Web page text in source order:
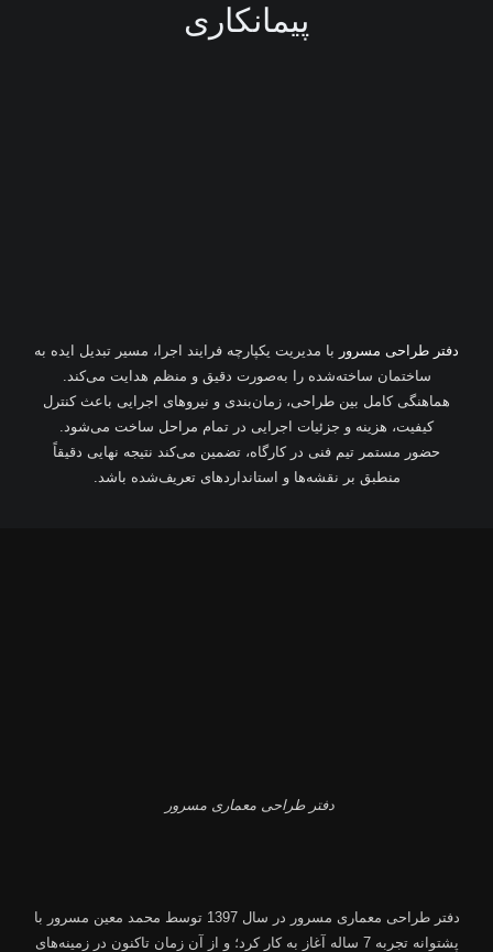
پیمانکاری
دفتر طراحی مسرور با مدیریت یکپارچه فرایند اجرا، مسیر تبدیل ایده به
ساختمان ساخته‌شده را به‌صورت دقیق و منظم هدایت می‌کند.
هماهنگی کامل بین طراحی، زمان‌بندی و نیروهای اجرایی باعث کنترل
کیفیت، هزینه و جزئیات اجرایی در تمام مراحل ساخت می‌شود.
حضور مستمر تیم فنی در کارگاه، تضمین می‌کند نتیجه نهایی دقیقاً
منطبق بر نقشه‌ها و استانداردهای تعریف‌شده باشد.
دفتر طراحی معماری مسرور
دفتر طراحی معماری مسرور در سال 1397 توسط محمد معین مسرور با
پشتوانه تجربه 7 ساله آغاز به کار کرد؛ و از آن زمان تاکنون در زمینه‌های